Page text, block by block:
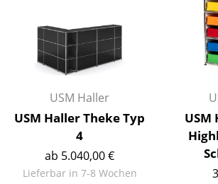
Kinderzimmer
Arbeitszimmer
Badezimmer
Balkon & Garten
USM Haller
USM Haller Theke Typ
4
ab 5.040,00 €
Lieferbar in 7-8 Wochen
USM